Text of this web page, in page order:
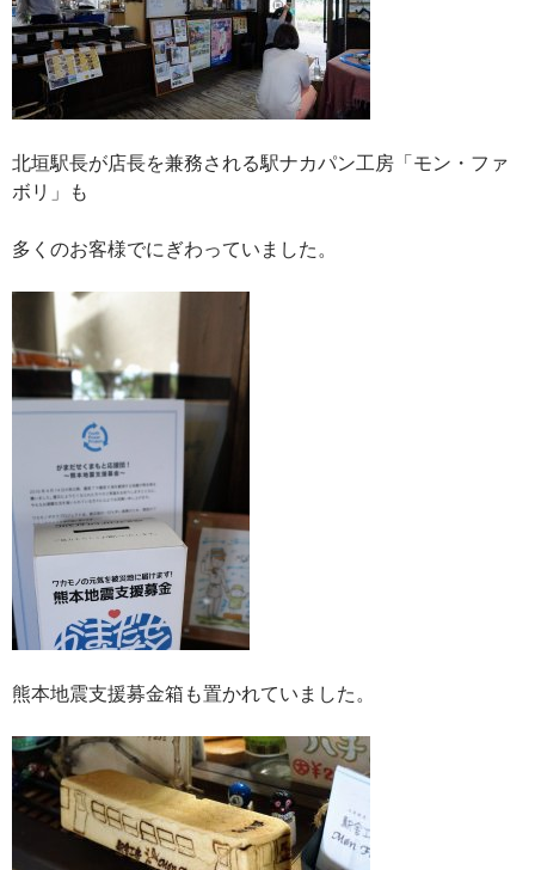
北垣駅長が店長を兼務される駅ナカパン工房「モン・ファ
ボリ」も
多くのお客様でにぎわっていました。
熊本地震支援募金箱も置かれていました。